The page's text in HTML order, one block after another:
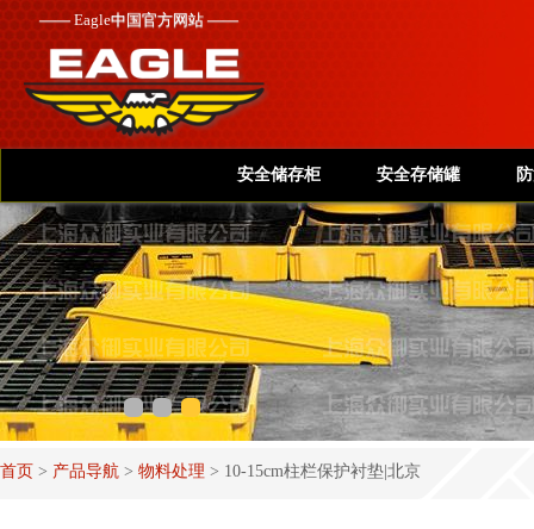
——Eagle中国官方网站 ——
安全储存柜 安全存储罐
首页 > 产品导航 > 物料处理 > 10-15cm柱栏保护衬垫|北京